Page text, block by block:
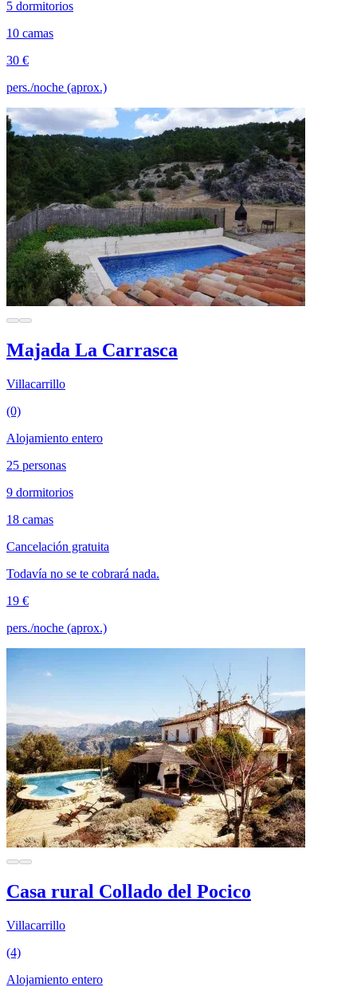
5 dormitorios
10 camas
30 €
pers./noche (aprox.)
Majada La Carrasca
Villacarrillo
(0)
Alojamiento entero
25 personas
9 dormitorios
18 camas
Cancelación gratuita
Todavía no se te cobrará nada.
19 €
pers./noche (aprox.)
Casa rural Collado del Pocico
Villacarrillo
(4)
Alojamiento entero